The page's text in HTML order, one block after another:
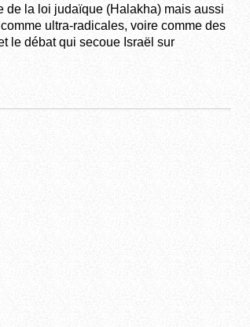
de la loi judaïque (Halakha) mais aussi
ultra-radicales, voire comme des
le débat qui secoue Israël sur